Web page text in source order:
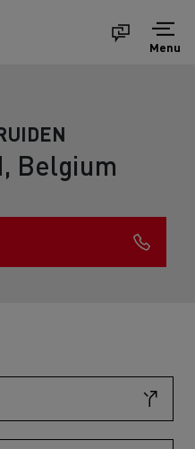
Menu
Belgium